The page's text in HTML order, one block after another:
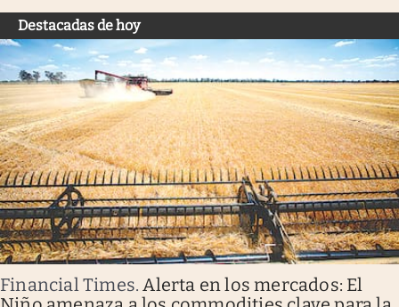
Destacadas de hoy
Financial Times. Alerta en los mercados: El